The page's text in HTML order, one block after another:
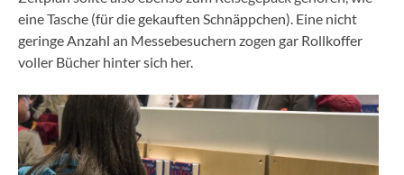
eine Tasche (für die gekauften Schnäppchen). Eine nicht
geringe Anzahl an Messebesuchern zogen gar Rollkoffer
voller Bücher hinter sich her.